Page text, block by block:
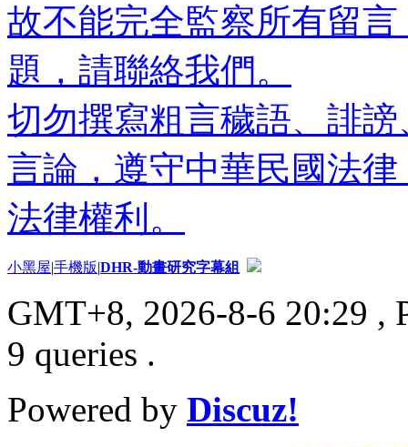
故不能完全監察所有留
題，請聯絡我們。
切勿撰寫粗言穢語、誹
言論，遵守中華民國法
法律權利。
小黑屋|手機版|DHR-動畫研究字幕組
GMT+8, 2026-8-6 20:29 ,
9 queries .
Powered by Discuz!